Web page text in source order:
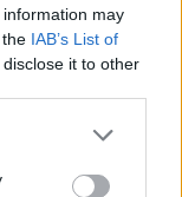
information may
IAB’s List of
it to other